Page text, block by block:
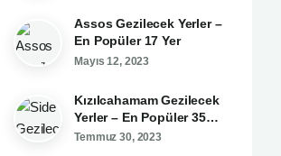
Assos Gezilecek Yerler –
En Popüler 17 Yer
Mayıs 12, 2023
Kızılcahamam Gezilecek
Yerler – En Popüler 35
Yer!
Temmuz 30, 2023